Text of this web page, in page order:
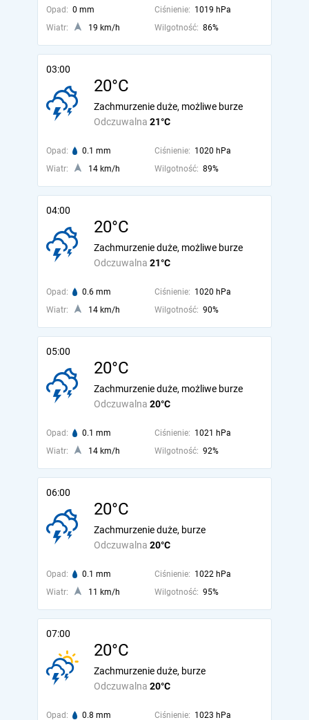
Opad: 0 mm Ciśnienie: 1019 hPa
Wiatr:
19 km/h Wilgotność: 86%
03:00
20°C
Odczuwalna 21°C
Zachmurzenie duże, możliwe burze
Opad: 0.1 mm Ciśnienie: 1020 hPa
Wiatr:
14 km/h Wilgotność: 89%
04:00
20°C
Odczuwalna 21°C
Zachmurzenie duże, możliwe burze
Opad: 0.6 mm Ciśnienie: 1020 hPa
Wiatr:
14 km/h Wilgotność: 90%
05:00
20°C
Odczuwalna 20°C
Zachmurzenie duże, możliwe burze
Opad: 0.1 mm Ciśnienie: 1021 hPa
Wiatr:
14 km/h Wilgotność: 92%
06:00
20°C
Odczuwalna 20°C
Zachmurzenie duże, burze
Opad: 0.1 mm Ciśnienie: 1022 hPa
Wiatr:
11 km/h Wilgotność: 95%
07:00
20°C
Odczuwalna 20°C
Zachmurzenie duże, burze
Opad: 0.8 mm Ciśnienie: 1023 hPa